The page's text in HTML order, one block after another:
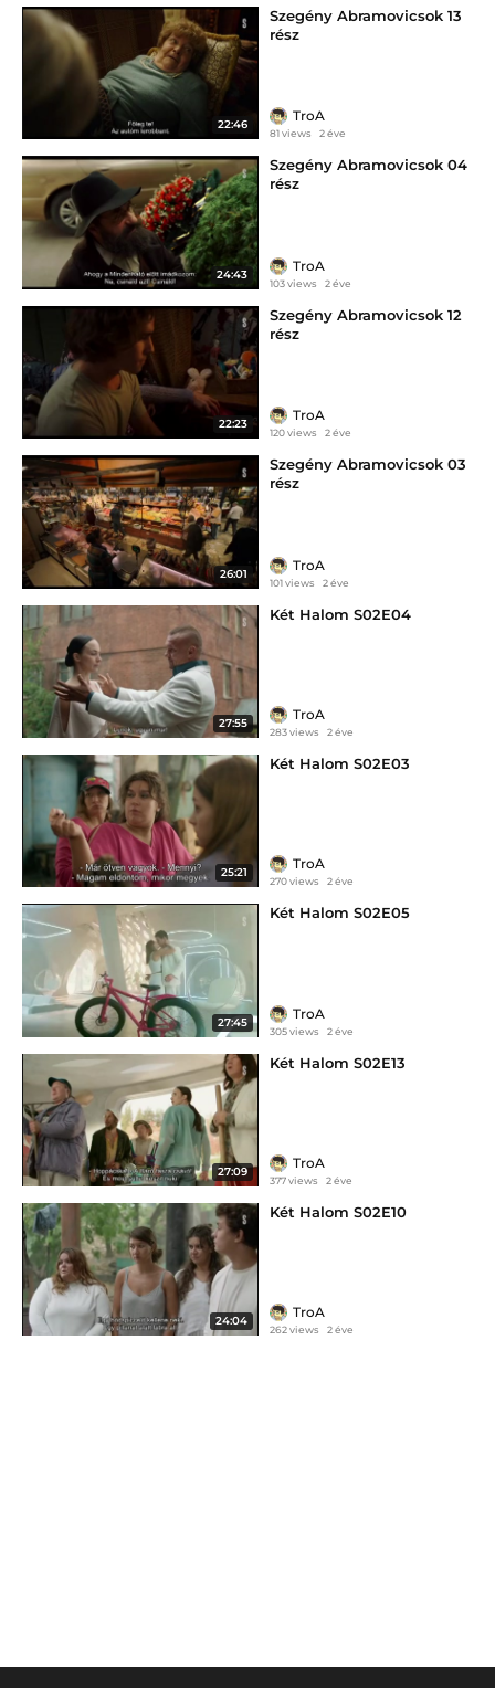
22:46
Szegény Abramovicsok 13
rész
TroA
81 views 2 éve
24:43
Szegény Abramovicsok 04
rész
TroA
103 views 2 éve
22:23
Szegény Abramovicsok 12
rész
TroA
120 views 2 éve
26:01
Szegény Abramovicsok 03
rész
TroA
101 views 2 éve
27:55
Két Halom S02E04
TroA
283 views 2 éve
25:21
Két Halom S02E03
TroA
270 views 2 éve
27:45
Két Halom S02E05
TroA
305 views 2 éve
27:09
Két Halom S02E13
TroA
377 views 2 éve
24:04
Két Halom S02E10
TroA
262 views 2 éve